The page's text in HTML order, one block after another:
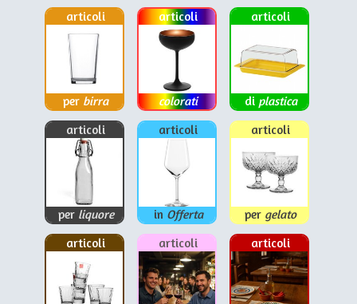
articoli
per birra
articoli
colorati
articoli
di plastica
articoli
per liquore
articoli
in Offerta
articoli
per gelato
articoli
articoli articoli